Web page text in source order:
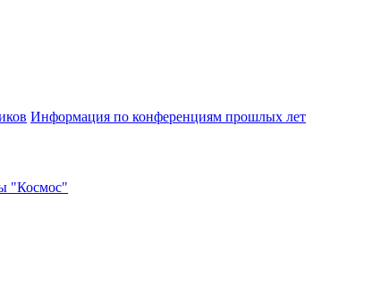
Информация по конференциям прошлых лет
"Космос"